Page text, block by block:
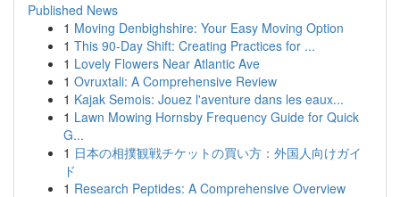
Published News
1 Moving Denbighshire: Your Easy Moving Option
1 This 90-Day Shift: Creating Practices for ...
1 Lovely Flowers Near Atlantic Ave
1 Ovruxtali: A Comprehensive Review
1 Kajak Semois: Jouez l'aventure dans les eaux...
1 Lawn Mowing Hornsby Frequency Guide for Quick
G...
1 日本の相撲観戦チケットの買い方：外国人向けガイ
ド
1 Research Peptides: A Comprehensive Overview